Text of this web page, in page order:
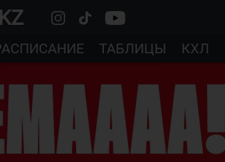
ТАБЛИЦЫ КХЛ